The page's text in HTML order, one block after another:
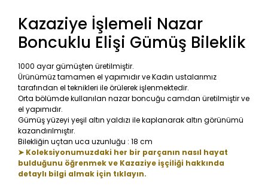
Kazaziye İşlemeli Nazar
Boncuklu Elişi Gümüş Bileklik
1000 ayar gümüşten üretilmiştir.
Ürünümüz tamamen el yapımıdır ve Kadın ustalarımız
tarafından el teknikleri ile örülerek işlenmektedir.
Orta bölümde kullanılan nazar boncuğu camdan üretilmiştir ve
el yapımıdır.
Gümüş yüzeyi yeşil altın yaldızı ile kaplanarak altın görünümü
kazandırılmıştır.
Bilekliğin uçtan uca uzunluğu : 18 cm
➤ Koleksiyonumuzdaki her bir parçanın nasıl hayat
bulduğunu öğrenmek ve Kazaziye işçiliği hakkında
detaylı bilgi almak için tıklayın.